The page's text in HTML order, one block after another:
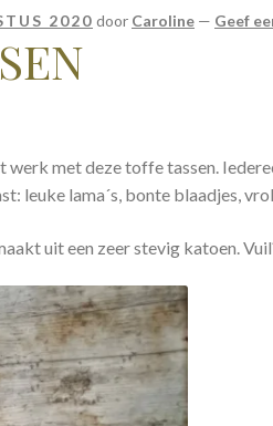
2020 door Caroline — Geef
werk met deze toffe tassen.
leuke lama´s, bonte blaadjes,
uit een zeer stevig katoen.